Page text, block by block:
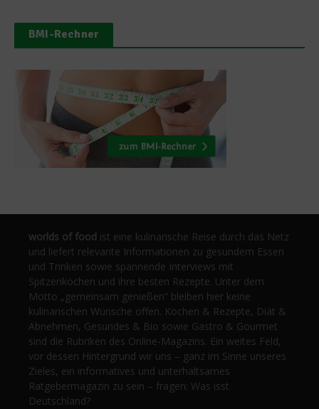
BMI-Rechner
worlds of food ist eine kulinarische Reise durch das Netz
und liefert relevante Informationen zu gesundem Essen
und Trinken sowie spannende Interviews mit
Spitzenköchen und ihre besten Rezepte. Unter dem
Motto „gemeinsam genießen“ bleiben hier keine
kulinarischen Wünsche offen. Kochen & Rezepte, Diät &
Abnehmen, Gesundes & Bio sowie Gastro & Gourmet
sind die Rubriken des Online-Magazins. Ein weites Feld,
vor dessen Hintergrund wir uns – ganz im Sinne unseres
Zieles, ein informatives und unterhaltsames
Ratgebermagazin zu sein – fragen: Was isst
Deutschland?